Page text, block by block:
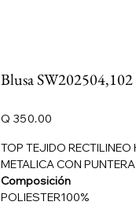
Blusa SW202504,102
Q 350.00
TOP TEJIDO RECTILINEO
METALICA CON
Composición
POLIESTER100%